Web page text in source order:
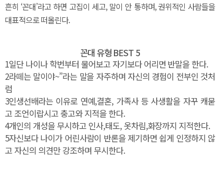
흔히 ‘꼰대’라고 하면 고집이 세고, 말이 안 통하며, 권위적인 사람들을
대표적으로 떠올린다.
꼰대 유형 BEST 5
1일단 나이나 학번부터 물어보고 자기보다 어리면 반말을 한다.
2라떼는 말이야~”라는 말을 자주하며 자신의 경험이 전부인 것처
럼
3인생선배라는 이유로 연예,결혼, 가족사 등 사생활을 자꾸 캐묻
고 조언이랍시고 충고와 지적을 한다.
4개인의 개성을 무시하고 인사,태도, 옷차림,화장까지 지적한다.
5자신보다 나이가 어린사람이 반론을 제기하면 쉽게 인정하지 않
고 자신의 의견만 강조하며 무시한다.